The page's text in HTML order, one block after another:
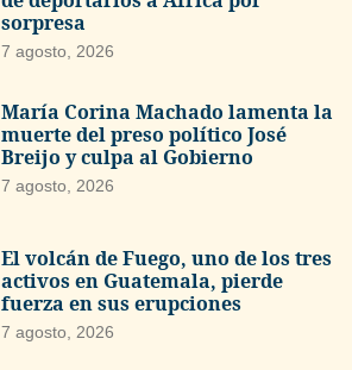
sorpresa
7 agosto, 2026
María Corina Machado lamenta la
muerte del preso político José
Breijo y culpa al Gobierno
7 agosto, 2026
El volcán de Fuego, uno de los tres
activos en Guatemala, pierde
fuerza en sus erupciones
7 agosto, 2026